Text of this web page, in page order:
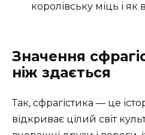
королівську міць і
Значення
ніж здається
Так, сфрагістика — це
відкриває цілий світ